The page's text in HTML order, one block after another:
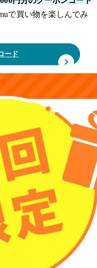
で買い物を楽しんでみ
ード